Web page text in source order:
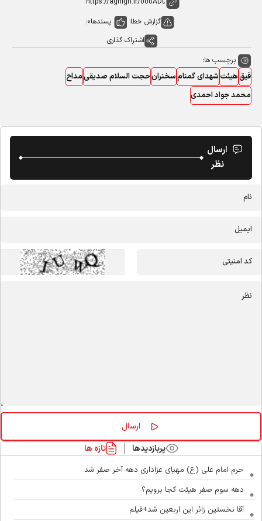
گزارش خطا پسندها0
اشتراک گذاری
برچسب ها:
قیقهیئتشهدای گمنامسخنرانحجت السلام صدیقیمداح
محمد جواد احمدی
ارسال
نظر
پربازدیدها تازه ها
حرم امام علی (ع) مهیای عزاداری دهه آخر صفر شد
دهه سوم صفر هیئت کجا برویم؟
آقا نخستین زائر این اربعین شد+فیلم